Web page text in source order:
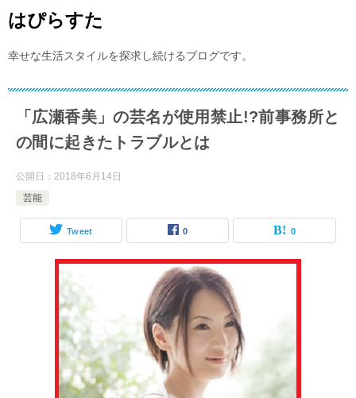
はぴらすた
幸せな生活スタイルを探求し続けるブログです。
「広瀬香美」の芸名が使用禁止!?前事務所と
の間に起きたトラブルとは
公開日： 2018年6月14日
芸能
Tweet 0 0